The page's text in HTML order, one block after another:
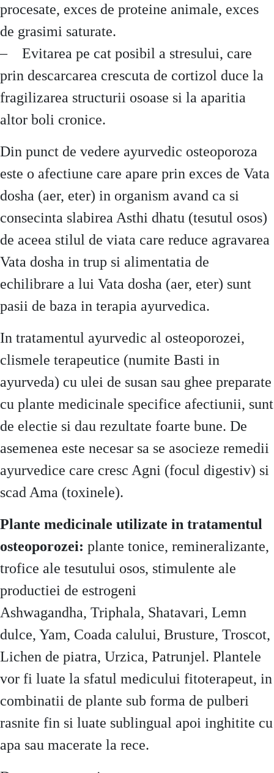
procesate, exces de proteine animale, exces
de grasimi saturate.
– Evitarea pe cat posibil a stresului, care
prin descarcarea crescuta de cortizol duce la
fragilizarea structurii osoase si la aparitia
altor boli cronice.
Din punct de vedere ayurvedic osteoporoza
este o afectiune care apare prin exces de Vata
dosha (aer, eter) in organism avand ca si
consecinta slabirea Asthi dhatu (tesutul osos)
de aceea stilul de viata care reduce agravarea
Vata dosha in trup si alimentatia de
echilibrare a lui Vata dosha (aer, eter) sunt
pasii de baza in terapia ayurvedica.
In tratamentul ayurvedic al osteoporozei,
clismele terapeutice (numite Basti in
ayurveda) cu ulei de susan sau ghee preparate
cu plante medicinale specifice afectiunii, sunt
de electie si dau rezultate foarte bune. De
asemenea este necesar sa se asocieze remedii
ayurvedice care cresc Agni (focul digestiv) si
scad Ama (toxinele).
Plante medicinale utilizate in tratamentul
osteoporozei: plante tonice, remineralizante,
trofice ale tesutului osos, stimulente ale
productiei de estrogeni
Ashwagandha, Triphala, Shatavari, Lemn
dulce, Yam, Coada calului, Brusture, Troscot,
Lichen de piatra, Urzica, Patrunjel. Plantele
vor fi luate la sfatul medicului fitoterapeut, in
combinatii de plante sub forma de pulberi
rasnite fin si luate sublingual apoi inghitite cu
apa sau macerate la rece.